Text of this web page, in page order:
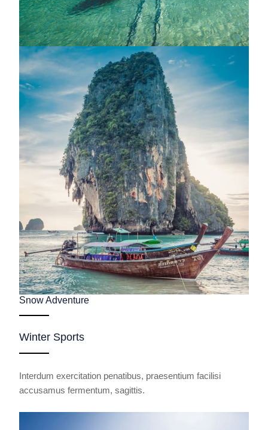
Snow Adventure
Winter Sports
Interdum exercitation penatibus, praesentium facilisi
accusamus fermentum, sagittis.